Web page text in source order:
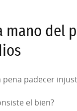
mano del
pena padecer
el bien?